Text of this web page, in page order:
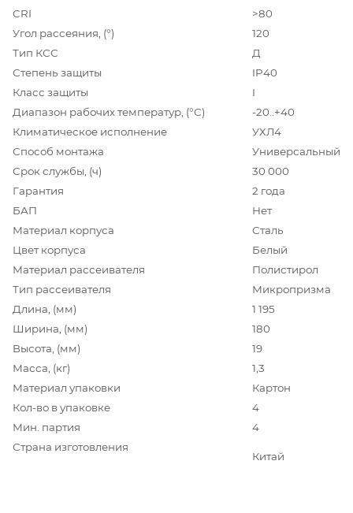
CRI
>80
Угол рассеяния, (°)
120
Тип КСС
Д
Степень защиты
IP40
Класс защиты
I
Диапазон рабочих температур, (°С)
-20..+40
Климатическое исполнение
УХЛ4
Способ монтажа
Универсальный
Срок службы, (ч)
30 000
Гарантия
2 года
БАП
Нет
Материал корпуса
Сталь
Цвет корпуса
Белый
Материал рассеивателя
Полистирол
Тип рассеивателя
Микропризма
Длина, (мм)
1 195
Ширина, (мм)
180
Высота, (мм)
19
Масса, (кг)
1,3
Материал упаковки
Картон
Кол-во в упаковке
4
Мин. партия
4
Страна изготовления
Китай